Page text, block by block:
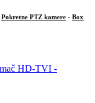
Pokretne PTZ kamere - Box